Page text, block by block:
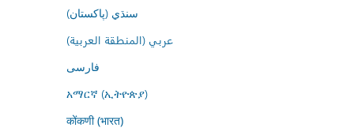
سنڌي (پاکستان)
عربي (المنطقة العربية)
فارسى
አማርኛ (ኢትዮጵያ)
कोंकणी (भारत)